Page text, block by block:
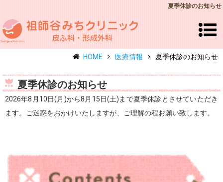
夏季休診のお知らせ
HOME 医療情報 夏季休診のお知らせ
夏季休診のお知らせ
2026年8月10日(月)から8月15日(土)まで夏季休診とさせていただき
ます。ご迷惑をおかけいたしますが、ご理解の程お願い致します。